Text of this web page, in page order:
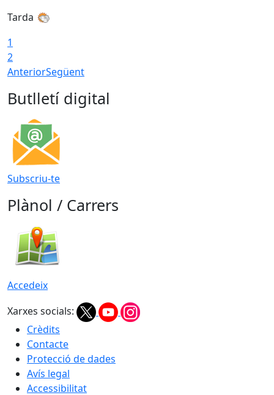
Tarda
1
2
AnteriorSegüent
Butlletí digital
Subscriu-te
Plànol / Carrers
Accedeix
Xarxes socials:
Crèdits
Contacte
Protecció de dades
Avís legal
Accessibilitat